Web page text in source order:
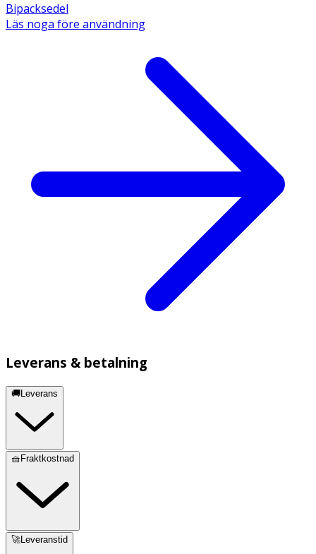
Bipacksedel
Läs noga före användning
Leverans & betalning
🚚Leverans
🧺Fraktkostnad
🚀Leveranstid